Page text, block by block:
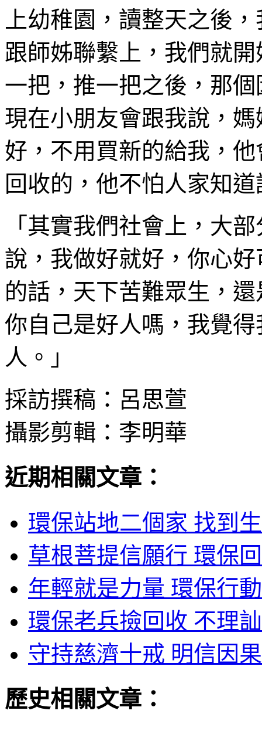
上幼稚園，讀整天之後
跟師姊聯繫上，我們就
一把，推一把之後，那
現在小朋友會跟我說，
好，不用買新的給我，
回收的，他不怕人家知
「其實我們社會上，大
說，我做好就好，你心
的話，天下苦難眾生，
你自己是好人嗎，我覺
人。」
採訪撰稿：呂思萱
攝影剪輯：李明華
近期相關文章：
環保站地二個家 找到
草根菩提信願行 環保
年輕就是力量 環保行
環保老兵撿回收 不理
守持慈濟十戒 明信因
歷史相關文章：